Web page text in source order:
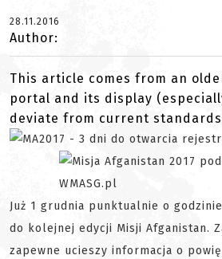
28.11.2016
Author:
This article comes from an
portal and its display
deviate from current
Już 1 grudnia punktualnie o
do kolejnej edycji Misji Afganistan.
zapewne ucieszy informacja o